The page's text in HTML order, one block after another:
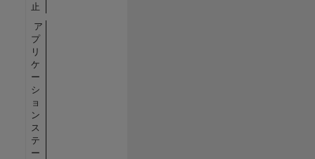
止
ア
プ
リ
ケ
ー
シ
ョ
ン
ス
テ
ー